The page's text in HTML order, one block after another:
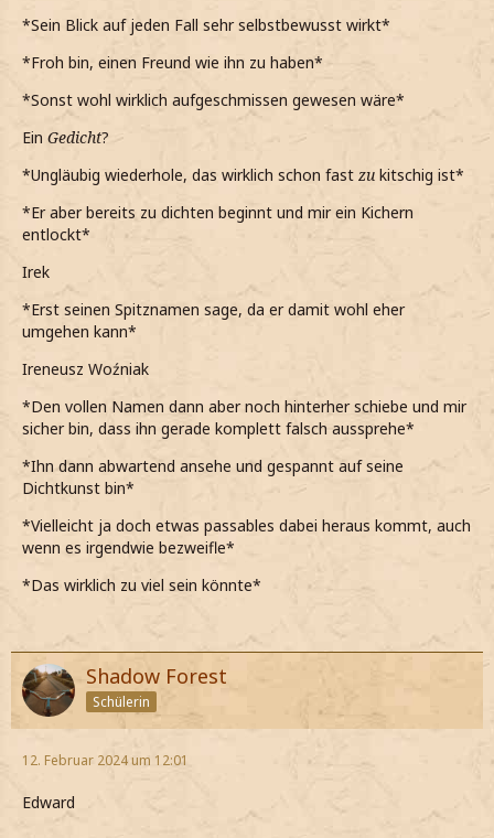
*Sein Blick auf jeden Fall sehr selbstbewusst wirkt*
*Froh bin, einen Freund wie ihn zu haben*
*Sonst wohl wirklich aufgeschmissen gewesen wäre*
Ein Gedicht?
*Ungläubig wiederhole, das wirklich schon fast zu kitschig ist*
*Er aber bereits zu dichten beginnt und mir ein Kichern
entlockt*
Irek
*Erst seinen Spitznamen sage, da er damit wohl eher
umgehen kann*
Ireneusz Woźniak
*Den vollen Namen dann aber noch hinterher schiebe und mir
sicher bin, dass ihn gerade komplett falsch aussprehe*
*Ihn dann abwartend ansehe und gespannt auf seine
Dichtkunst bin*
*Vielleicht ja doch etwas passables dabei heraus kommt, auch
wenn es irgendwie bezweifle*
*Das wirklich zu viel sein könnte*
Shadow Forest
Schülerin
12. Februar 2024 um 12:01
Edward